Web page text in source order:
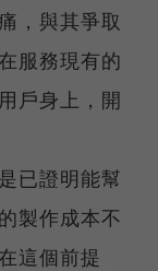
，與其爭取
服務現有的
戶身上，開
已證明能幫
製作成本不
這個前提